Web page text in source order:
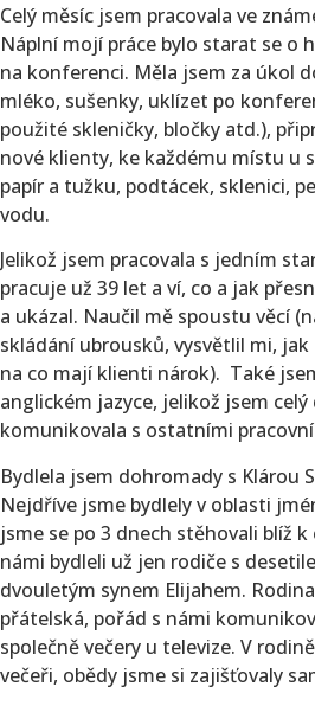
Celý měsíc jsem pracovala ve
Náplní mojí práce bylo starat se o
na konferenci. Měla jsem za úkol
mléko, sušenky, uklízet po
použité skleničky, bločky atd.),
nové klienty, ke každému místu u
papír a tužku, podtácek, sklenici,
vodu.
Jelikož jsem pracovala s jedním
pracuje už 39 let a ví, co a jak
a ukázal. Naučil mě spoustu věcí
skládání ubrousků, vysvětlil mi,
na co mají klienti nárok). Také
anglickém jazyce, jelikož jsem celý
komunikovala s ostatními
Bydlela jsem dohromady s Klárou
Nejdříve jsme bydlely v oblasti
jsme se po 3 dnech stěhovali blíž
námi bydleli už jen rodiče s
dvouletým synem Elijahem.
přátelská, pořád s námi
společně večery u televize. V
večeři, obědy jsme si zajišťovaly